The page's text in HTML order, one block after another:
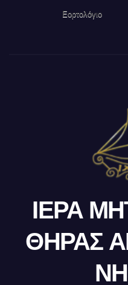
Εορτολόγιο
ΙΕΡΑ
ΘΗΡΑΣ